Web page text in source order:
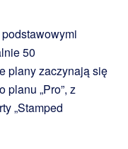
50
plany zaczynają się
planu „Pro”, z
„Stamped